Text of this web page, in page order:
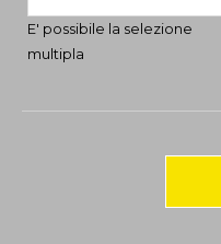
E' possibile la selezione
multipla